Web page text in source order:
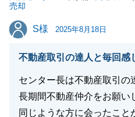
また弊社でお役に立てるこ
お気軽にお申し付けくださ
閉
売却
S様
S様 2025年8月18日
不動産取引の達人と毎回感
センター長は不動産取引の
長期間不動産仲介をお願い
同じような方に会ったこと